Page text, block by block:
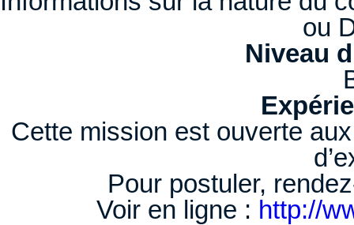
ou
Niveau
Cette mission est ouverte
Pour postuler,
Voir en ligne : http://